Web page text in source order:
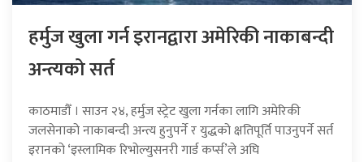
हर्मुज खुला गर्न इरानद्वारा अमेरिकी नाकाबन्दी
अन्त्यको सर्त
काठमाडौँ । साउन २४, हर्मुज स्ट्रेट खुला गर्नका लागि अमेरिकी
जलसेनाको नाकाबन्दी अन्त्य हुनुपर्ने र युद्धको क्षतिपूर्ति पाउनुपर्ने सर्त
इरानको ‘इस्लामिक रिभोल्युसनरी गार्ड कर्प्स’ले अघि